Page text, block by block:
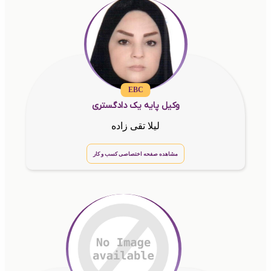
EBC
وکیل پایه یک دادگستری
لیلا تقی زاده
مشاهده صفحه اختصاصی کسب و کار